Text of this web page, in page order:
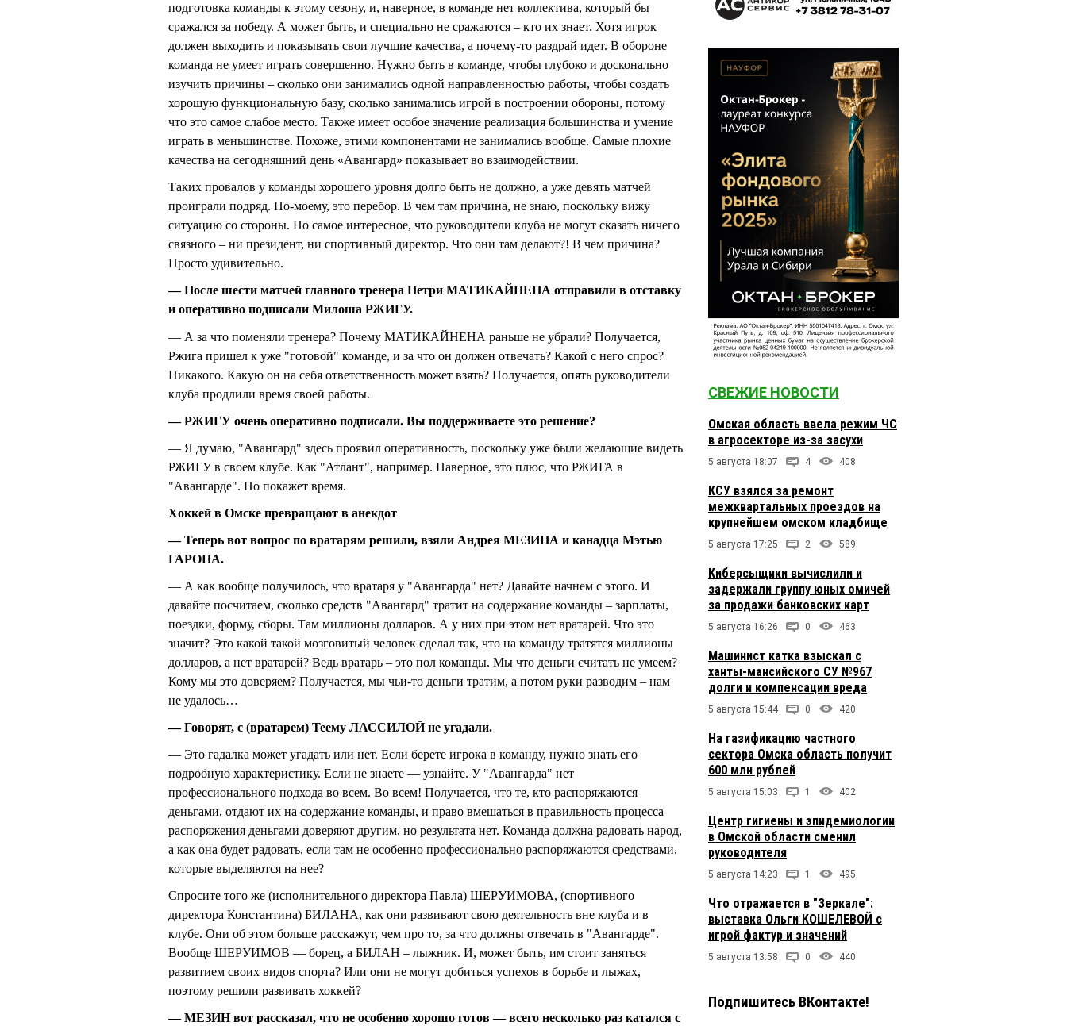
подготовка команды к этому сезону, и, наверное, в команде нет коллектива, который бы
сражался за победу. А может быть, и специально не сражаются – кто их знает. Хотя игрок
должен выходить и показывать свои лучшие качества, а почему-то раздрай идет. В обороне
команда не умеет играть совершенно. Нужно быть в команде, чтобы глубоко и досконально
изучить причины – сколько они занимались одной направленностью работы, чтобы создать
хорошую функциональную базу, сколько занимались игрой в построении обороны, потому
что это самое слабое место. Также имеет особое значение реализация большинства и умение
играть в меньшинстве. Похоже, этими компонентами не занимались вообще. Самые плохие
качества на сегодняшний день «Авангард» показывает во взаимодействии.
Таких провалов у команды хорошего уровня долго быть не должно, а уже девять матчей
проиграли подряд. По-моему, это перебор. В чем там причина, не знаю, поскольку вижу
ситуацию со стороны. Но самое интересное, что руководители клуба не могут сказать ничего
связного – ни президент, ни спортивный директор. Что они там делают?! В чем причина?
Просто удивительно.
— После шести матчей главного тренера Петри МАТИКАЙНЕНА отправили в отставку
и оперативно подписали Милоша РЖИГУ.
— А за что поменяли тренера? Почему МАТИКАЙНЕНА раньше не убрали? Получается,
Ржига пришел к уже "готовой" команде, и за что он должен отвечать? Какой с него спрос?
Никакого. Какую он на себя ответственность может взять? Получается, опять руководители
клуба продлили время своей работы.
— РЖИГУ очень оперативно подписали. Вы поддерживаете это решение?
— Я думаю, "Авангард" здесь проявил оперативность, поскольку уже были желающие видеть
РЖИГУ в своем клубе. Как "Атлант", например. Наверное, это плюс, что РЖИГА в
"Авангарде". Но покажет время.
Хоккей в Омске превращают в анекдот
— Теперь вот вопрос по вратарям решили, взяли Андрея МЕЗИНА и канадца Мэтью
ГАРОНА.
— А как вообще получилось, что вратаря у "Авангарда" нет? Давайте начнем с этого. И
давайте посчитаем, сколько средств "Авангард" тратит на содержание команды – зарплаты,
поездки, форму, сборы. Там миллионы долларов. А у них при этом нет вратарей. Что это
значит? Это какой такой мозговитый человек сделал так, что на команду тратятся миллионы
долларов, а нет вратарей? Ведь вратарь – это пол команды. Мы что деньги считать не умеем?
Кому мы это доверяем? Получается, мы чьи-то деньги тратим, а потом руки разводим – нам
не удалось…
— Говорят, с (вратарем) Теему ЛАССИЛОЙ не угадали.
— Это гадалка может угадать или нет. Если берете игрока в команду, нужно знать его
подробную характеристику. Если не знаете — узнайте. У "Авангарда" нет
профессионального подхода во всем. Во всем! Получается, что те, кто распоряжаются
деньгами, отдают их на содержание команды, и право вмешаться в правильность процесса
распоряжения деньгами доверяют другим, но результата нет. Команда должна радовать народ,
а как она будет радовать, если там не особенно профессионально распоряжаются средствами,
которые выделяются на нее?
Спросите того же (исполнительного директора Павла) ШЕРУИМОВА, (спортивного
директора Константина) БИЛАНА, как они развивают свою деятельность вне клуба и в
клубе. Они об этом больше расскажут, чем про то, за что должны отвечать в "Авангарде".
Вообще ШЕРУИМОВ — борец, а БИЛАН – лыжник. И, может быть, им стоит заняться
развитием своих видов спорта? Или они не могут добиться успехов в борьбе и лыжах,
поэтому решили развивать хоккей?
— МЕЗИН вот рассказал, что не особенно хорошо готов — всего несколько раз катался с
СВЕЖИЕ НОВОСТИ
Омская область ввела режим ЧС
в агросекторе из-за засухи
5 августа 18:07 4 408
КСУ взялся за ремонт
межквартальных проездов на
крупнейшем омском кладбище
5 августа 17:25 2 589
Киберсыщики вычислили и
задержали группу юных омичей
за продажи банковских карт
5 августа 16:26 0 463
Машинист катка взыскал с
ханты-мансийского СУ №967
долги и компенсации вреда
5 августа 15:44 0 420
На газификацию частного
сектора Омска область получит
600 млн рублей
5 августа 15:03 1 402
Центр гигиены и эпидемиологии
в Омской области сменил
руководителя
5 августа 14:23 1 495
Что отражается в "Зеркале":
выставка Ольги КОШЕЛЕВОЙ с
игрой фактур и значений
5 августа 13:58 0 440
Подпишитесь ВКонтакте!